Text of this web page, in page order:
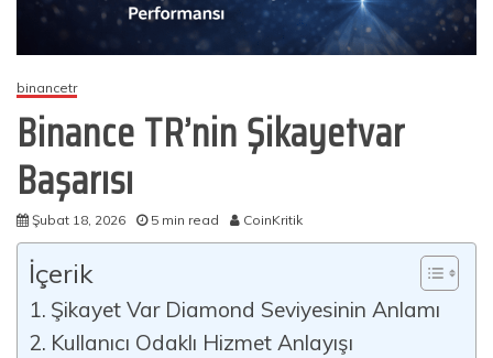
binancetr
Binance TR’nin Şikayetvar
Başarısı
Şubat 18, 2026 5 min read CoinKritik
İçerik
Şikayet Var Diamond Seviyesinin Anlamı
Kullanıcı Odaklı Hizmet Anlayışı